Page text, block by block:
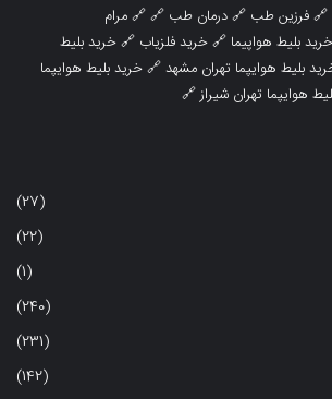
🔗فرزین طب 🔗درمان طب 🔗 🔗مرام
خرید بلیط هواپیما 🔗خرید فلزیاب 🔗خرید بلیط
بلیط هوایپما تهران مشهد🔗خرید بلیط هوایپما
هوایپما تهران شیراز🔗
(27)
(22)
(1)
(240)
(231)
(142)